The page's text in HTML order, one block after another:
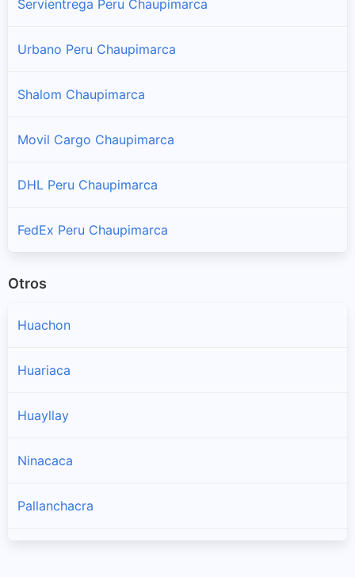
Servientrega Peru Chaupimarca
Urbano Peru Chaupimarca
Shalom Chaupimarca
Movil Cargo Chaupimarca
DHL Peru Chaupimarca
FedEx Peru Chaupimarca
Otros
Huachon
Huariaca
Huayllay
Ninacaca
Pallanchacra